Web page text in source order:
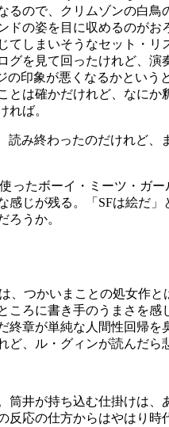
ので、クリムゾンの白
の姿を目に収めるのがお
しまいそうなセット・リ
見て回ったけれど、演
印象が悪くなるかという
は確かだけれど、なにか
れば。
読み終わったのだけれど
ったボーイ・ミーツ・ガ
じが残る。「SFは絵だ
ろうか。
は、つかいまことの処女作と
ろに書き手のうまさを
章が単純な人間性回帰
、ル・グィンが読んだら
筒井が持ち込む仕掛けは
応の仕方からはやはり